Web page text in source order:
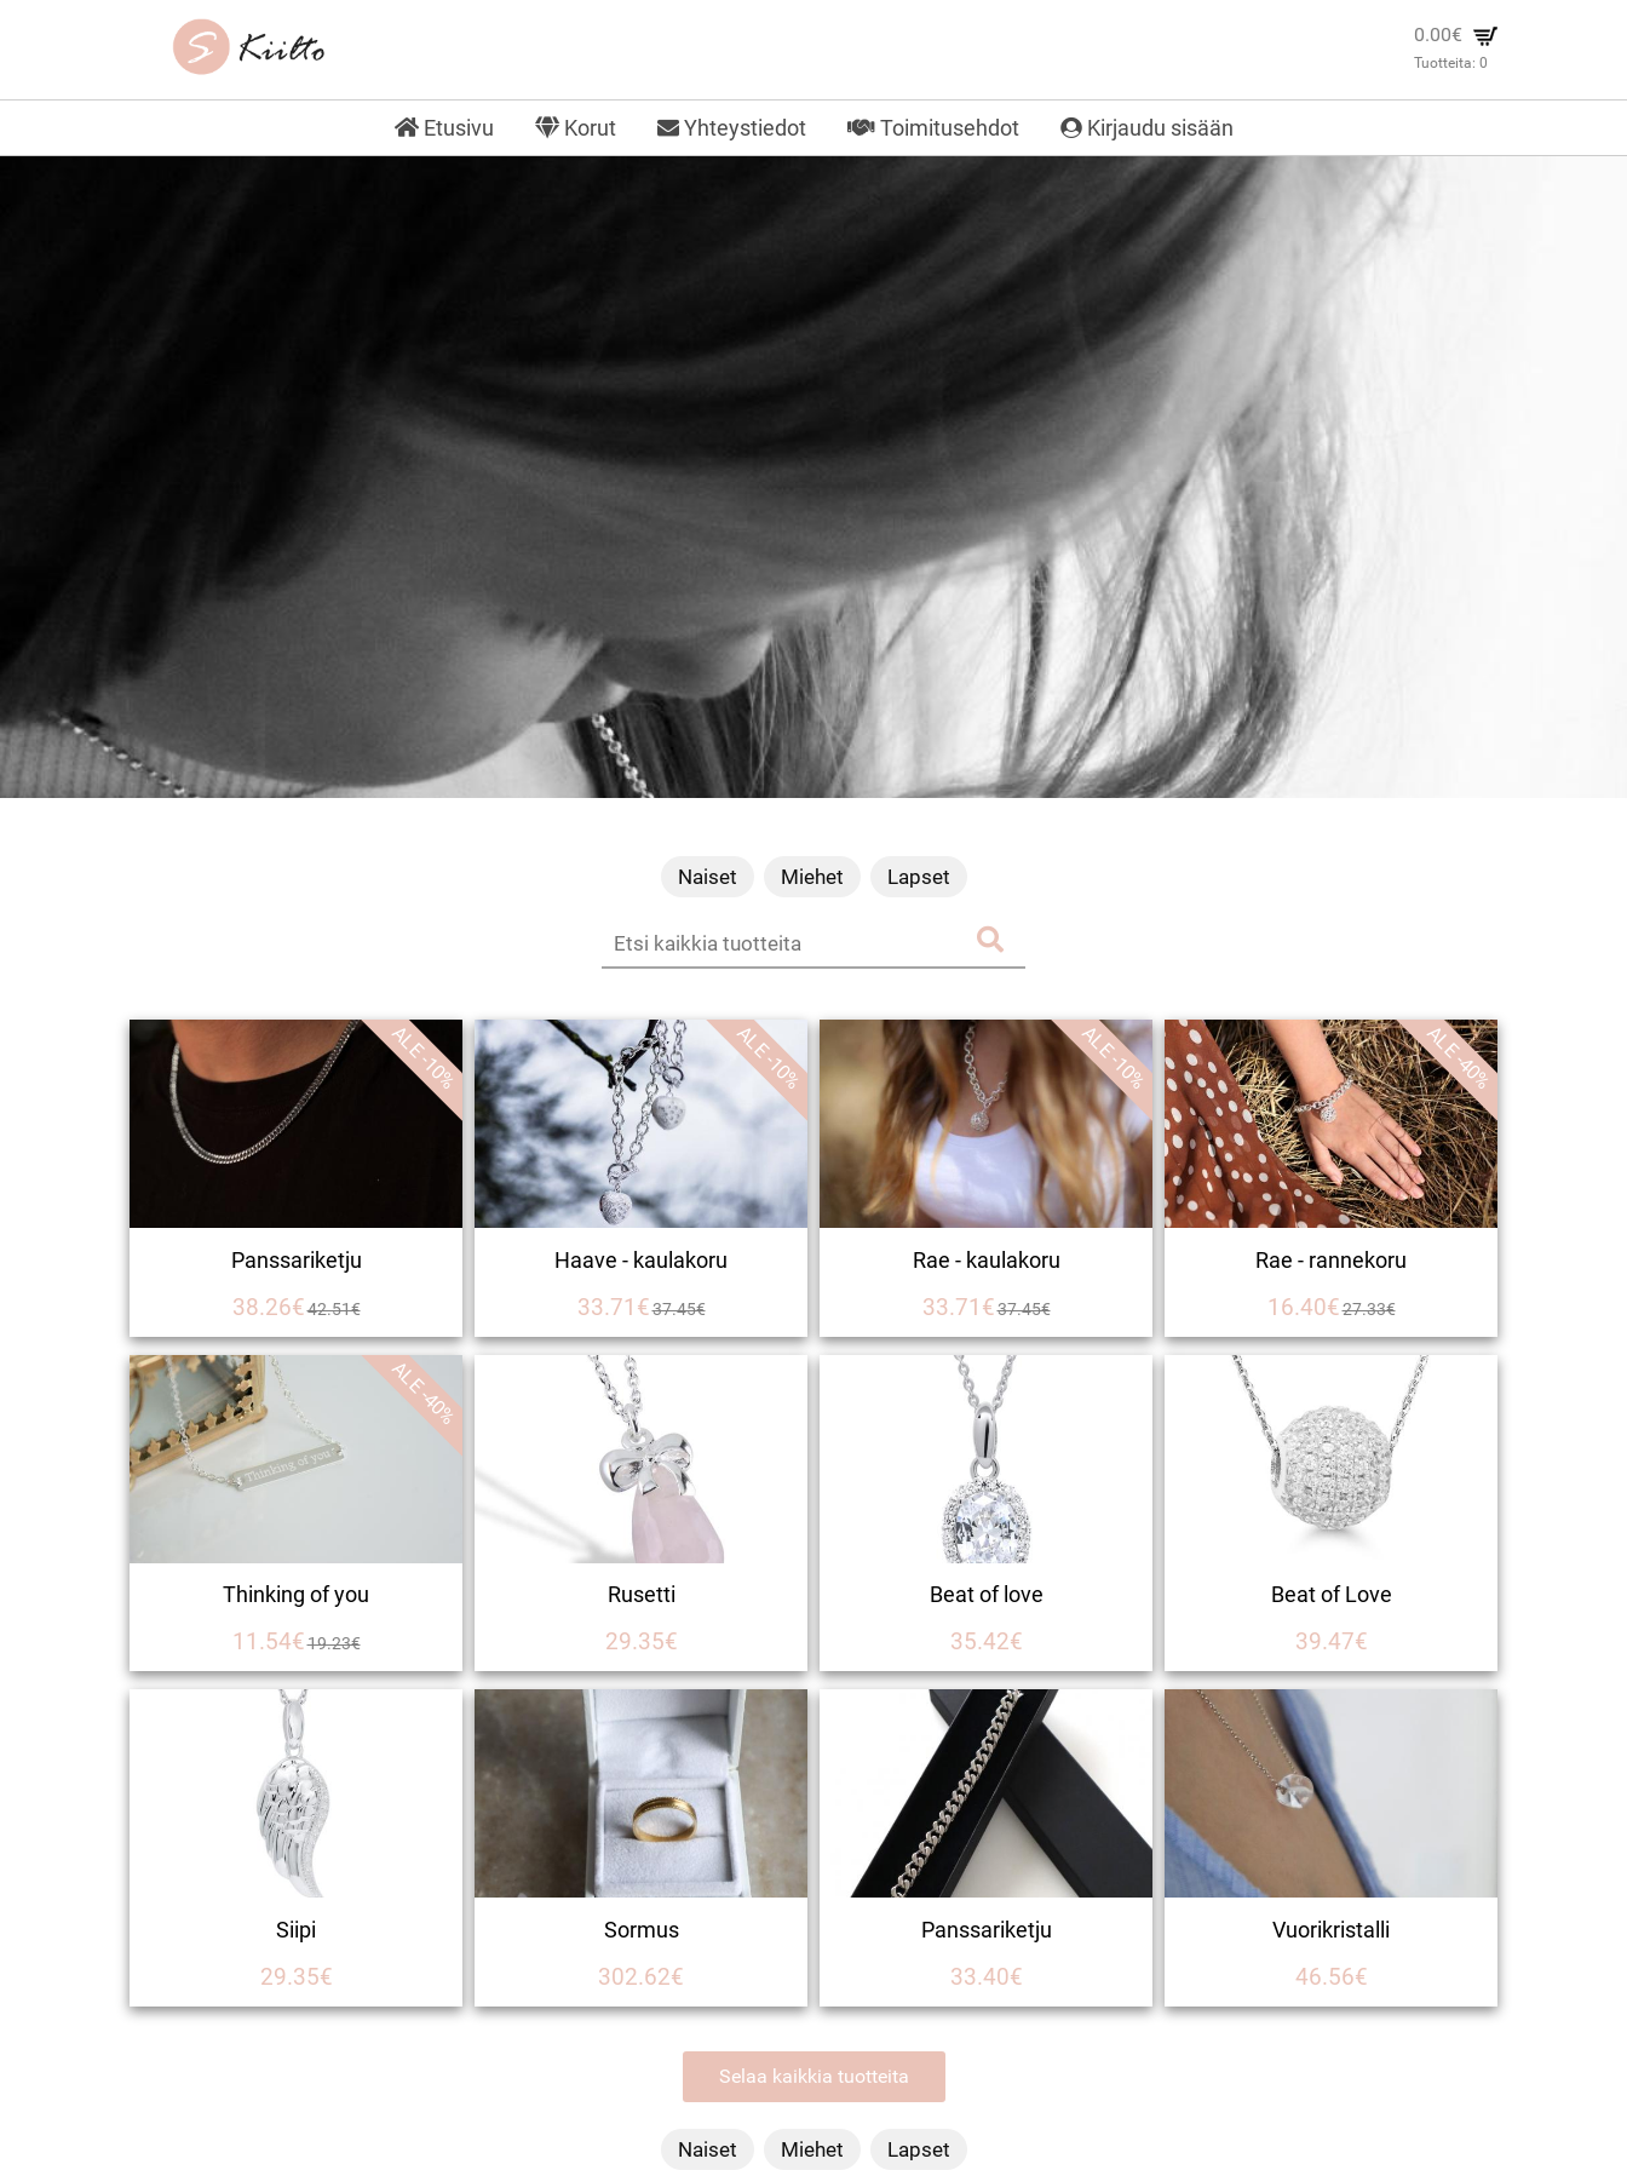
0.00€
Tuotteita: 0
Etusivu Korut Yhteystiedot Toimitusehdot Kirjaudu sisään
Naiset Miehet Lapset
ALE -10%
Panssariketju
38.26€42.51€
ALE -10%
Haave - kaulakoru
33.71€37.45€
ALE -10%
Rae - kaulakoru
33.71€37.45€
ALE -40%
Rae - rannekoru
16.40€27.33€
ALE -40%
Thinking of you
11.54€19.23€
Rusetti
29.35€
Beat of love
35.42€
Beat of Love
39.47€
Siipi
29.35€
Sormus
302.62€
Panssariketju
33.40€
Vuorikristalli
46.56€
Selaa kaikkia tuotteita
Naiset Miehet Lapset